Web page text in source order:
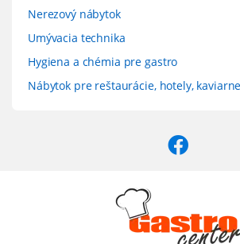
Nerezový nábytok
Umývacia technika
Hygiena a chémia pre gastro
Nábytok pre reštaurácie, hotely, kaviarne